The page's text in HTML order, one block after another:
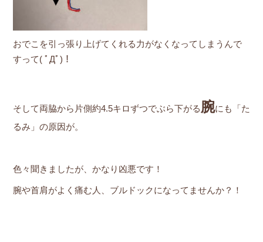
おでこを引っ張り上げてくれる力がなくなってしまうんで
すって( ﾟДﾟ)！
そして両脇から片側約4.5キロずつでぶら下がる 腕にも「た
るみ」の原因が。
色々聞きましたが、かなり凶悪です！
腕や首肩がよく痛む人、ブルドックになってませんか？！